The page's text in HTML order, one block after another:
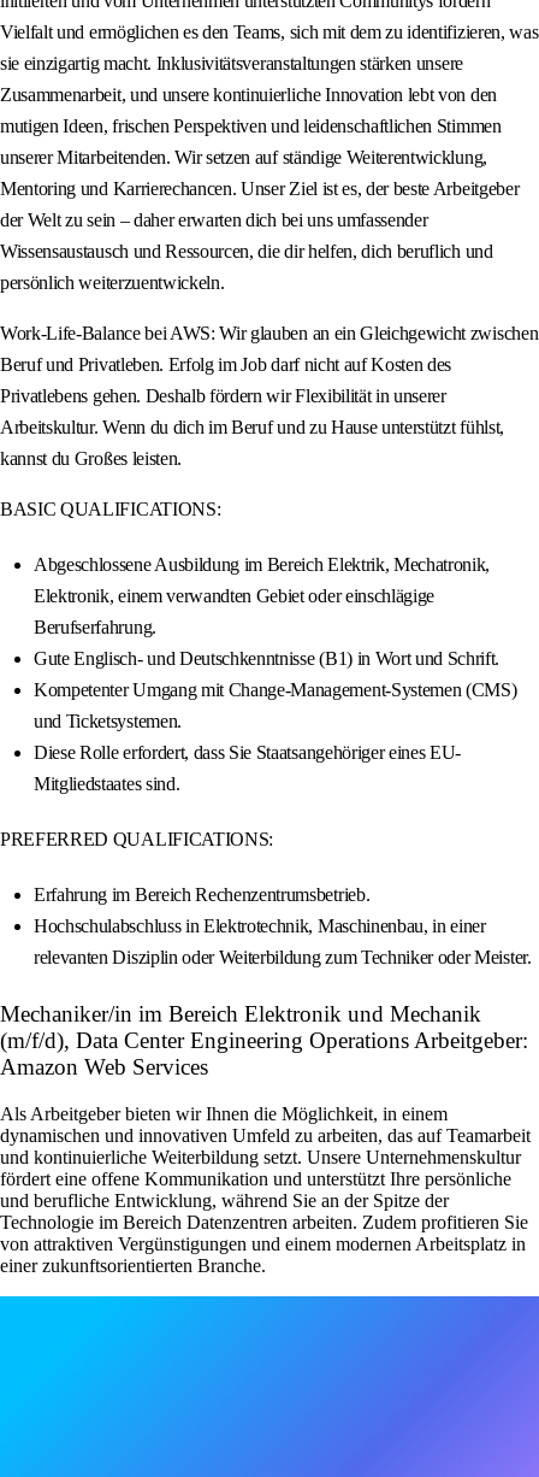
Vielfalt und ermöglichen es den Teams, sich mit dem zu identifizieren, was
sie einzigartig macht. Inklusivitätsveranstaltungen stärken unsere
Zusammenarbeit, und unsere kontinuierliche Innovation lebt von den
mutigen Ideen, frischen Perspektiven und leidenschaftlichen Stimmen
unserer Mitarbeitenden. Wir setzen auf ständige Weiterentwicklung,
Mentoring und Karrierechancen. Unser Ziel ist es, der beste Arbeitgeber
der Welt zu sein – daher erwarten dich bei uns umfassender
Wissensaustausch und Ressourcen, die dir helfen, dich beruflich und
persönlich weiterzuentwickeln.
Work-Life-Balance bei AWS: Wir glauben an ein Gleichgewicht zwischen
Beruf und Privatleben. Erfolg im Job darf nicht auf Kosten des
Privatlebens gehen. Deshalb fördern wir Flexibilität in unserer
Arbeitskultur. Wenn du dich im Beruf und zu Hause unterstützt fühlst,
kannst du Großes leisten.
BASIC QUALIFICATIONS:
Abgeschlossene Ausbildung im Bereich Elektrik, Mechatronik,
Elektronik, einem verwandten Gebiet oder einschlägige
Berufserfahrung.
Gute Englisch- und Deutschkenntnisse (B1) in Wort und Schrift.
Kompetenter Umgang mit Change-Management-Systemen (CMS)
und Ticketsystemen.
Diese Rolle erfordert, dass Sie Staatsangehöriger eines EU-
Mitgliedstaates sind.
PREFERRED QUALIFICATIONS:
Erfahrung im Bereich Rechenzentrumsbetrieb.
Hochschulabschluss in Elektrotechnik, Maschinenbau, in einer
relevanten Disziplin oder Weiterbildung zum Techniker oder Meister.
Mechaniker/in im Bereich Elektronik und Mechanik
(m/f/d), Data Center Engineering Operations Arbeitgeber:
Amazon Web Services
Als Arbeitgeber bieten wir Ihnen die Möglichkeit, in einem
dynamischen und innovativen Umfeld zu arbeiten, das auf Teamarbeit
und kontinuierliche Weiterbildung setzt. Unsere Unternehmenskultur
fördert eine offene Kommunikation und unterstützt Ihre persönliche
und berufliche Entwicklung, während Sie an der Spitze der
Technologie im Bereich Datenzentren arbeiten. Zudem profitieren Sie
von attraktiven Vergünstigungen und einem modernen Arbeitsplatz in
einer zukunftsorientierten Branche.